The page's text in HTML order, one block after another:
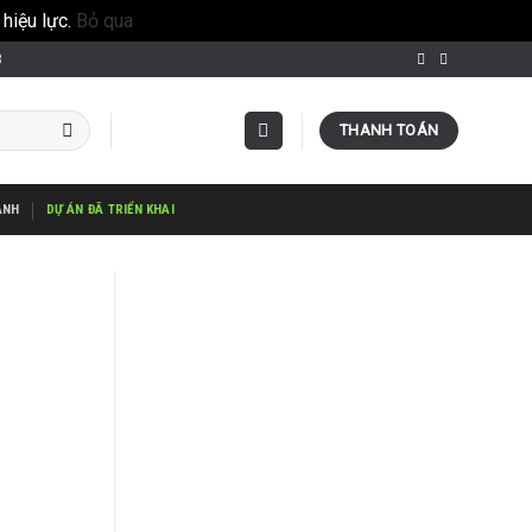
lực. Bỏ qua
THANH TOÁN
DỰ ÁN ĐÃ TRIỂN KHAI